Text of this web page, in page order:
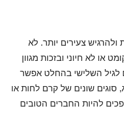
צעירים יותר. לא
או לא חיוני ובזכות מגוון
לגיל השלישי בהחלט אפשר
סוגים שונים של קרם לחות או
להיות החברים הטובים